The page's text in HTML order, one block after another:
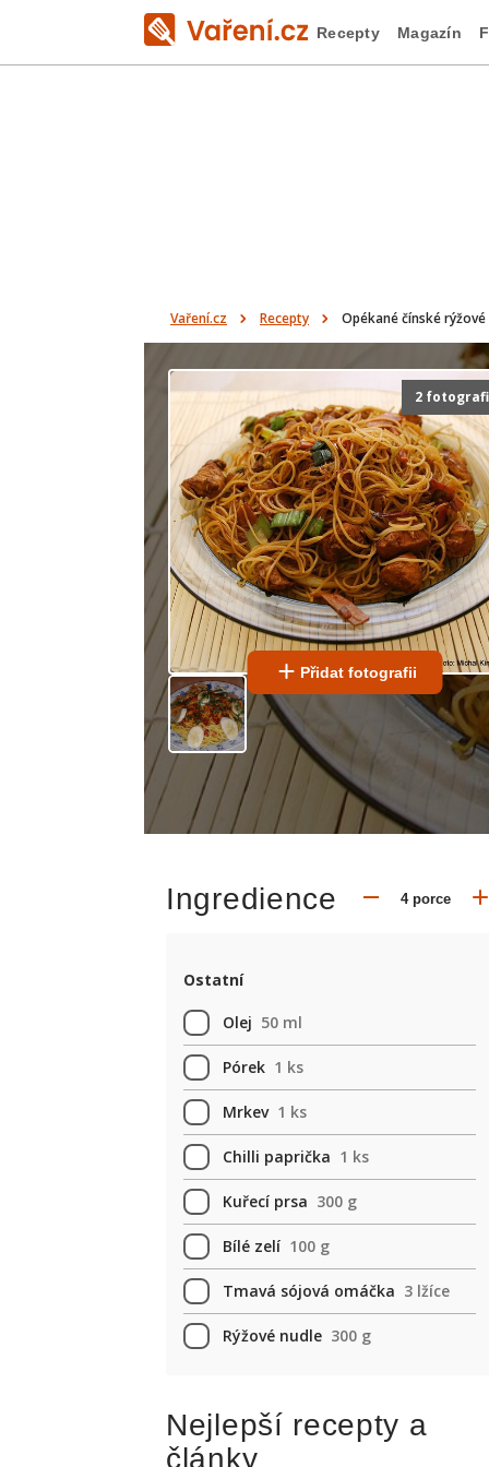
Recepty Magazín
Vaření.cz Recepty Opékané čínské rýžové
2
Přidat fotografii
Ingredience
Ostatní
Olej 50 ml
Pórek 1 ks
Mrkev 1 ks
Chilli paprička 1 ks
Kuřecí prsa 300 g
Bílé zelí 100 g
Tmavá sójová omáčka 3 lžíce
Rýžové nudle 300 g
Nejlepší recepty a
články